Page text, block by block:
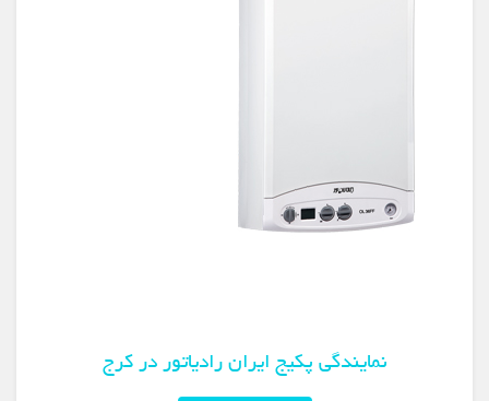
نمایندگی پکیج ایران رادیاتور در کرج